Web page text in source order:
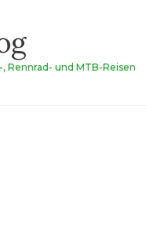
Rennrad- und MTB-Reisen